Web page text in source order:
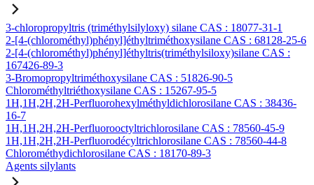
3-chloropropyltris (triméthylsilyloxy) silane CAS : 18077-31-1
2-[4-(chlorométhyl)phényl]éthyltriméthoxysilane CAS : 68128-25-6
2-[4-(chlorométhyl)phényl]éthyltris(triméthylsiloxy)silane CAS :
167426-89-3
3-Bromopropyltriméthoxysilane CAS : 51826-90-5
Chlorométhyltriéthoxysilane CAS : 15267-95-5
1H,1H,2H,2H-Perfluorohexylméthyldichlorosilane CAS : 38436-
16-7
1H,1H,2H,2H-Perfluorooctyltrichlorosilane CAS : 78560-45-9
1H,1H,2H,2H-Perfluorodécyltrichlorosilane CAS : 78560-44-8
Chlorométhydichlorosilane CAS : 18170-89-3
Agents silylants